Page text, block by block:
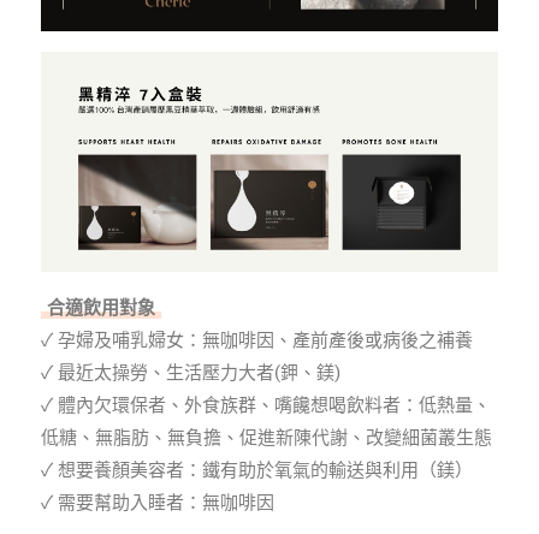
合適飲用對象
✓ 孕婦及哺乳婦女：無咖啡因、產前產後或病後之補養
✓ 最近太操勞、生活壓力大者(鉀、鎂)
✓ 體內欠環保者、外⻝族群、嘴饞想喝飲料者：低熱量、
低糖、無脂肪、無負擔、促進新陳代謝、改變細菌叢生態
✓ 想要養顏美容者：鐵有助於氧氣的輸送與利用（鎂）
✓ 需要幫助入睡者：無咖啡因